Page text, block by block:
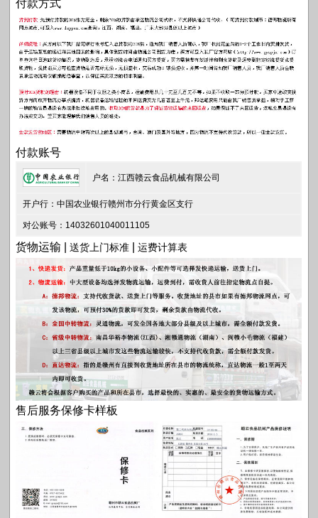
付款方式
付款账号
户名：江西赣云食品机械有限公司
开户行：中国农业银行赣州市分行黄金区支行
对公账号：14032601040011105
货物运输 |送货上门标准 |运费计算表
售后服务保修卡样板